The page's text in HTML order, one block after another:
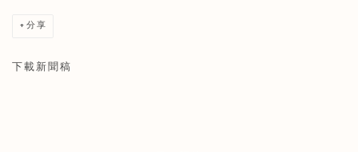
分享
下載新聞稿